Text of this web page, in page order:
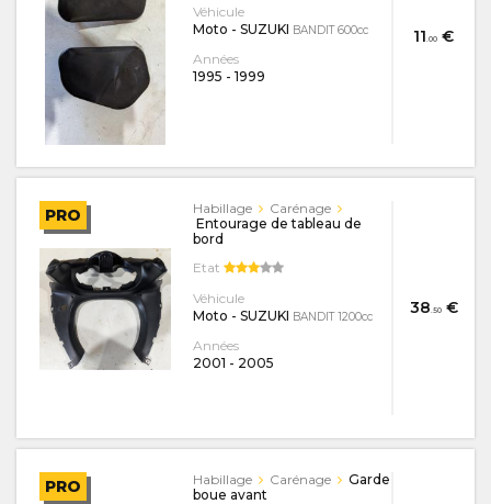
11.00 €
Véhicule
Moto - SUZUKI BANDIT 600cc
Années
1995 - 1999
PRO
38.50€
Habillage
Carénage
Entourage de tableau de
bord
Etat
Véhicule
Moto - SUZUKI BANDIT 1200cc
Années
2001 - 2005
PRO Habillage Carénage
Garde
boue avant